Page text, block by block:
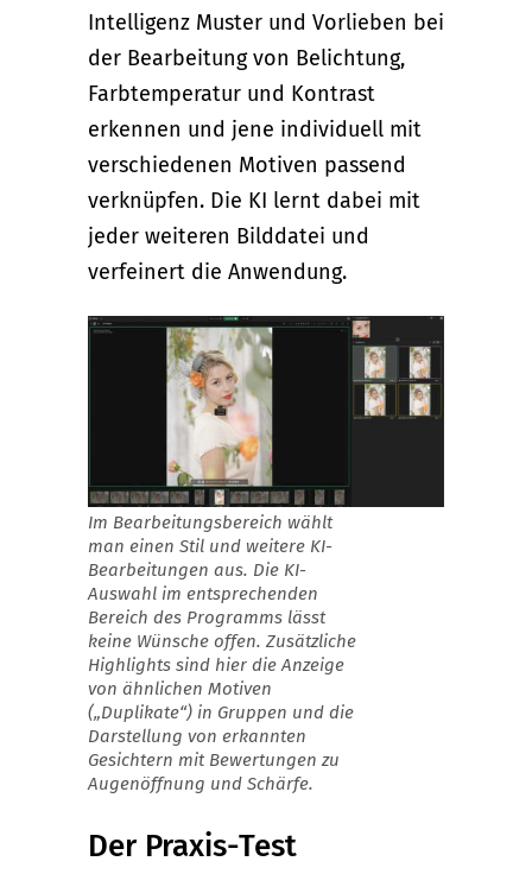
Intelligenz Muster und Vorlieben bei
der Bearbeitung von Belichtung,
Farbtemperatur und Kontrast
erkennen und jene individuell mit
verschiedenen Motiven passend
verknüpfen. Die KI lernt dabei mit
jeder weiteren Bilddatei und
verfeinert die Anwendung.
Im Bearbeitungsbereich wählt
man einen Stil und weitere KI-
Bearbeitungen aus. Die KI-
Auswahl im entsprechenden
Bereich des Programms lässt
keine Wünsche offen. Zusätzliche
Highlights sind hier die Anzeige
von ähnlichen Motiven
(„Duplikate“) in Gruppen und die
Darstellung von erkannten
Gesichtern mit Bewertungen zu
Augenöffnung und Schärfe.
Der Praxis-Test